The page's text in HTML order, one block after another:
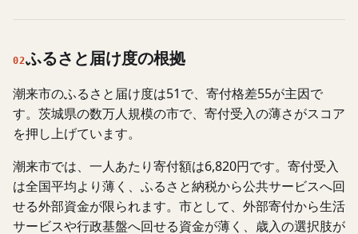
02ふるさと届け度の根拠
潮来市のふるさと届け度は51で、寄付格差55が主因で
す。茨城県の数万人規模の市で、寄付受入の薄さがスコア
を押し上げています。
潮来市では、一人あたり寄付額は6,820円です。寄付受入
は全国平均より薄く、ふるさと納税から公共サービスへ回
せる外部資金が限られます。市として、外部寄付から生活
サービスや行政基盤へ回せる資金が薄く、歳入の選択肢が